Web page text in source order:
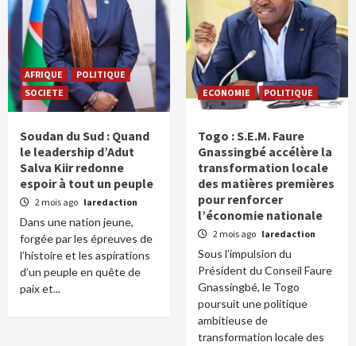
AFRIQUE
POLITIQUE
SOCIETE
Soudan du Sud : Quand
le leadership d’Adut
Salva Kiir redonne
espoir à tout un peuple
2 mois ago laredaction
Dans une nation jeune,
forgée par les épreuves de
l’histoire et les aspirations
d’un peuple en quête de
paix et...
ECONOMIE POLITIQUE
Togo : S.E.M. Faure
Gnassingbé accélère la
transformation locale
des matières premières
pour renforcer
l’économie nationale
2 mois ago laredaction
Sous l’impulsion du
Président du Conseil Faure
Gnassingbé, le Togo
poursuit une politique
ambitieuse de
transformation locale des